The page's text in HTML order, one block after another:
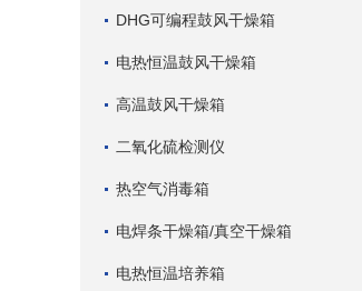
DHG可编程鼓风干燥箱
电热恒温鼓风干燥箱
高温鼓风干燥箱
二氧化硫检测仪
热空气消毒箱
电焊条干燥箱/真空干燥箱
电热恒温培养箱